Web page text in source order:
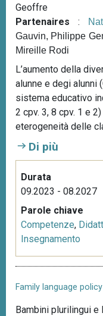
Geoffre
Partenaires :
Gauvin, Philippe
Mireille Rodi
L’aumento della
alunne e degi alunni
sistema educativo
2 cpv. 3, 8 cpv. 1 e
eterogeneità delle
Di più
Durata
09.2023 - 08.2027
Parole chiave
Competenze,
Insegnamento
Family language
Bambini plurilingui